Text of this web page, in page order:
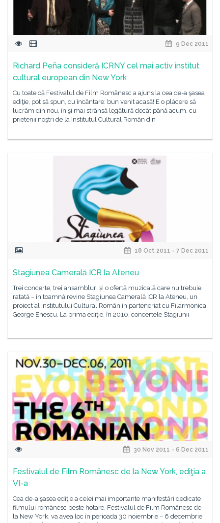
9 Dec 2011
Richard Peña consideră ICRNY cel mai activ institut
cultural european din New York
Cu toate că Festivalul de Film Românesc a ajuns la cea de-a şasea
ediţie, pot să spun, cu încântare: bun venit acasă! E o plăcere să
lucrăm din nou, în şi mai strânsă legătură decât până acum, cu
prietenii noştri de la Institutul Cultural Român din
18 Oct 2011 - 7 Dec 2011
Stagiunea Camerală ICR la Ateneu
Trei concerte, trei ansambluri și o ofertă muzicală care nu trebuie
ratată – în toamnă revine Stagiunea Camerală ICR la Ateneu, un
proiect al Institutului Cultural Român în parteneriat cu Filarmonica
George Enescu. La prima ediție, în 2010, concertele Stagiunii
30 Nov 2011 - 6 Dec 2011
Festivalul de Film Românesc de la New York, ediţia a
VI-a
Cea de-a şasea ediţie a celei mai importante manifestări dedicate
filmului românesc peste hotare, Festivalul de Film Românesc de
la New York, va avea loc în perioada 30 noiembrie – 6 decembrie